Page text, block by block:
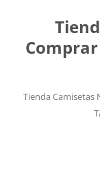
Tienda Camisetas